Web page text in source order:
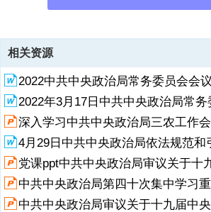
资源描述
1、,中共中央政治局第四十次集体学习讲话精
腐,6月17日下午,中共中央政治局就一体推进不
行第四十次集体学习。,需自行替换文字需自行
字,反腐败斗争关系民心这个最大的政治，是一
大政治斗争。要加深对新形势下党风廉政建设
高一体推进不敢腐、不能腐、不想腐能力和水
攻坚战、持久战。,勇于自我革命是党百年奋斗
历史时期，党坚持严于管党治党。进入新时代
提出一系列新理念新思想新战略，把全面从严治
布局，探索出依靠自我革命跳出历
展开阅读全文
相关资源
2022中共中央政治局常务委员会会议分析新冠肺炎疫情形势部署从严抓
2022年3月17日中共中央政治局常务委员会会议分析新冠肺炎疫情形势部署
深入学习中共中央政治局三农工作会议实现脱贫攻坚成果与乡村振兴
4月29日中共中央政治局依法规范和引导我国资本健康发展进行
党课ppt中共中央政治局审议关于十九届中央第九轮巡视情况的综合报告
中共中央政治局第四十次集中学习重要讲话PPT念好三字经引导党员干
中共中央政治局审议关于十九届中央第九轮巡视情况的综合报告PPT分析研究当前经济形势